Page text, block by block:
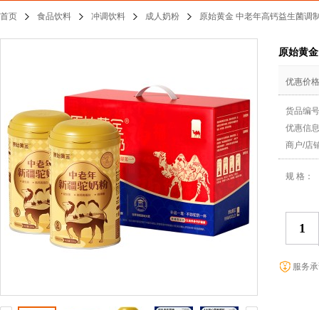
首页 食品饮料 冲调饮料 成人奶粉 原始黄金 中老年高钙益生菌调
原始黄
优惠价
货品编
优惠信
商户/店
规 格：
服务